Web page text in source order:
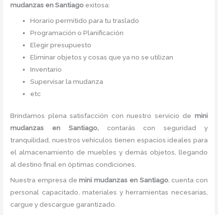
mudanzas en Santiago exitosa:
Horario permitido para tu traslado
Programación o Planificación
Elegir presupuesto
Eliminar objetos y cosas que ya no se utilizan
Inventario
Supervisar la mudanza
etc
Brindamos plena satisfacción con nuestro servicio de mini
mudanzas
en Santiago, contarás con seguridad y
tranquilidad, nuestros vehículos tienen espacios ideales para
el almacenamiento de muebles y demás objetos, llegando
al destino final en óptimas condiciones.
Nuestra empresa demini mudanzas en Santiago, cuenta con
personal capacitado, materiales y herramientas necesarias,
cargue y descargue garantizado.